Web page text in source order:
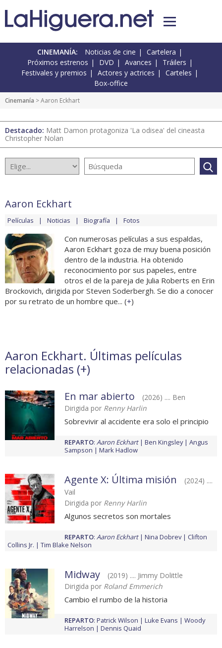
CINEMANÍA: Noticias de cine
Cartelera
Próximos estrenos
DVD Avances
Tráilers
Festivales y premios
Actores y actrices
Carteles
Box-office
Cinemanía > Aaron Eckhart
Destacado: Matt Damon protagoniza 'La odisea' del cineasta
Christopher Nolan
Aaron Eckhart
Películas Noticias Biografía Fotos
Con numerosas películas a sus espaldas,
Aaron Eckhart goza de muy buena posición
dentro de la industria. Ha obtenido
reconocimiento por sus papeles, entre
otros el de la pareja de Julia Roberts en Erin
Brockovich, dirigida por Steven Soderbergh. Se dio a conocer
por su retrato de un hombre que... (+)
Aaron Eckhart. Últimas películas
relacionadas (+)
En mar abierto
(2026) .... Ben
Dirigida por Renny Harlin
Sobrevivir al accidente era solo el principio
REPARTO: Aaron Eckhart Ben Kingsley
Angus
Sampson
Mark Hadlow
Agente X: Última misión
(2024) ....
Vail
Dirigida por Renny Harlin
Algunos secretos son mortales
REPARTO: Aaron Eckhart Nina Dobrev
Clifton
Collins Jr.
Tim Blake Nelson
Midway
(2019) .... Jimmy Dolittle
Dirigida por Roland Emmerich
Cambio el rumbo de la historia
REPARTO: Patrick Wilson Luke Evans
Woody
Harrelson
Dennis Quaid